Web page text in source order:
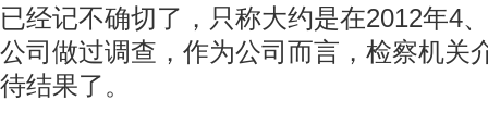
已经记不确切了，只称大约是在2012年4
公司做过调查，作为公司而言，检察机关
待结果了。